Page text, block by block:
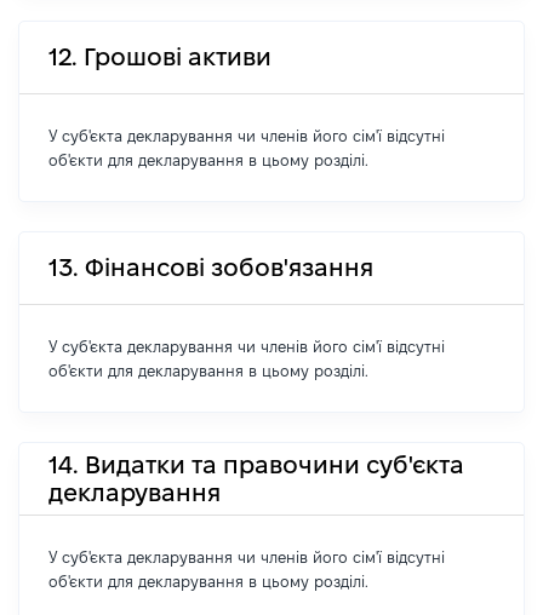
12. Грошові активи
У суб'єкта декларування чи членів його сім'ї відсутні
об'єкти для декларування в цьому розділі.
13. Фінансові зобов'язання
У суб'єкта декларування чи членів його сім'ї відсутні
об'єкти для декларування в цьому розділі.
14. Видатки та правочини суб'єкта
декларування
У суб'єкта декларування чи членів його сім'ї відсутні
об'єкти для декларування в цьому розділі.